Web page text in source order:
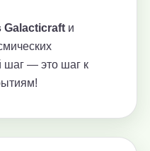
Galacticraft и
шаг — это шаг к